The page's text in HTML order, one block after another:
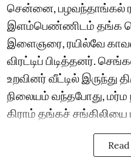
சென்னை, பழவந்தாங்கல்
இளம்பெண்ணிடம் தங்க
இளைஞரை, ரயில்வே
விரட்டிப் பிடித்தனர்.
உறவினர் வீட்டில் இருந்து
நிலையம் வந்தபோது, மர்ம
கிராம் தங்கச் சங்கிலியை